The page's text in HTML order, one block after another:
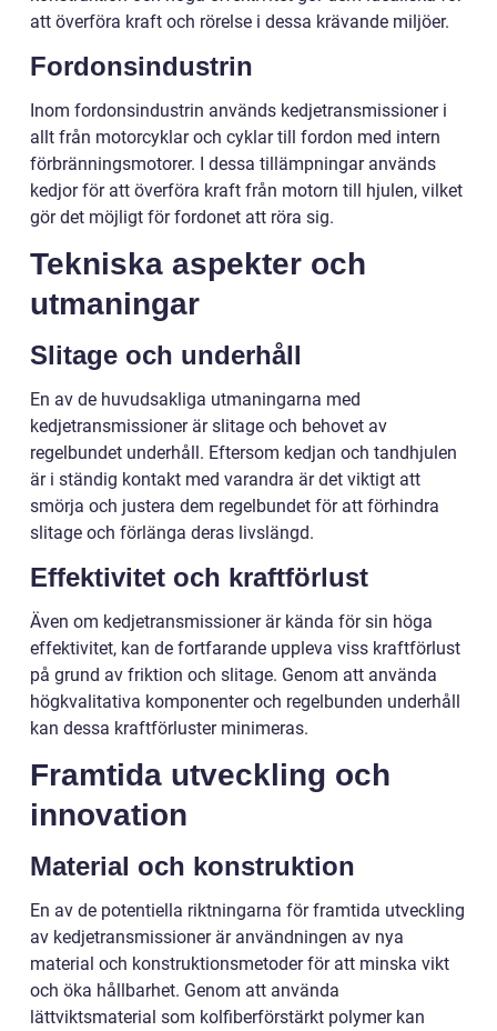
att överföra kraft och rörelse i dessa krävande miljöer.
Fordonsindustrin
Inom fordonsindustrin används kedjetransmissioner i
allt från motorcyklar och cyklar till fordon med intern
förbränningsmotorer. I dessa tillämpningar används
kedjor för att överföra kraft från motorn till hjulen, vilket
gör det möjligt för fordonet att röra sig.
Tekniska aspekter och
utmaningar
Slitage och underhåll
En av de huvudsakliga utmaningarna med
kedjetransmissioner är slitage och behovet av
regelbundet underhåll. Eftersom kedjan och tandhjulen
är i ständig kontakt med varandra är det viktigt att
smörja och justera dem regelbundet för att förhindra
slitage och förlänga deras livslängd.
Effektivitet och kraftförlust
Även om kedjetransmissioner är kända för sin höga
effektivitet, kan de fortfarande uppleva viss kraftförlust
på grund av friktion och slitage. Genom att använda
högkvalitativa komponenter och regelbunden underhåll
kan dessa kraftförluster minimeras.
Framtida utveckling och
innovation
Material och konstruktion
En av de potentiella riktningarna för framtida utveckling
av kedjetransmissioner är användningen av nya
material och konstruktionsmetoder för att minska vikt
och öka hållbarhet. Genom att använda
lättviktsmaterial som kolfiberförstärkt polymer kan